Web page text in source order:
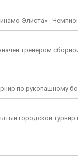
Элиста» -
тренером
по рукопашному
городской турнир